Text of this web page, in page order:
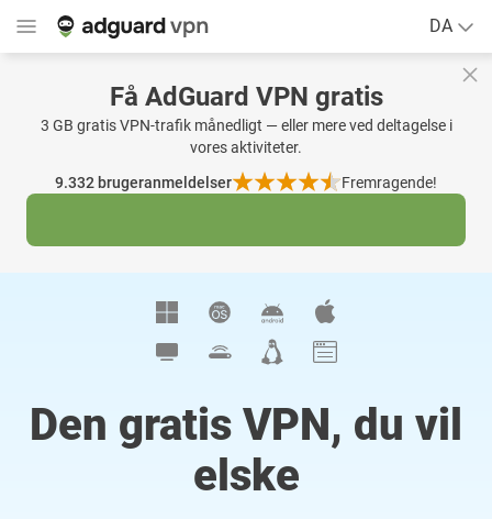
DA
Få AdGuard VPN gratis
3 GB gratis VPN-trafik månedligt — eller mere ved deltagelse i
vores aktiviteter.
9.332 brugeranmeldelser Fremragende!
Den gratis VPN, du vil
elske